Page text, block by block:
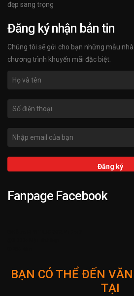
đẹp sang trọng
Đăng ký nhận bản tin
Chúng tôi sẽ gửi cho bạn những mẫu
chương trình khuyến mãi đặc biệt.
Fanpage Facebook
BẠN CÓ THỂ ĐẾN
TẠI